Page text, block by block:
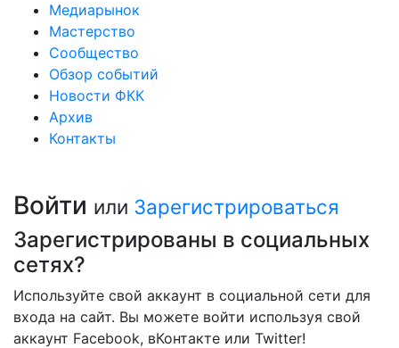
Медиарынок
Мастерство
Сообщество
Обзор событий
Новости ФКК
Архив
Контакты
Войти или Зарегистрироваться
Зарегистрированы в социальных
сетях?
Используйте свой аккаунт в социальной сети для
входа на сайт. Вы можете войти используя свой
аккаунт Facebook, вКонтакте или Twitter!